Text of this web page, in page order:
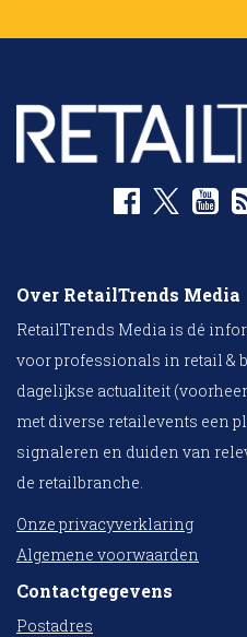
Over RetailTrends Media
RetailTrends Media is dé
voor professionals in retail &
dagelijkse actualiteit
met diverse retailevents een
signaleren en duiden van
de retailbranche.
Onze privacyverklaring
Algemene voorwaarden
Contactgegevens
Postadres